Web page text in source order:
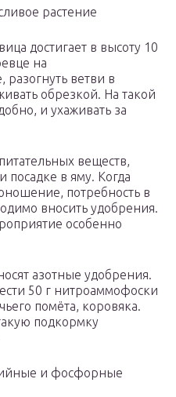
растение
достигает в высоту 10
на
ветви в
обрезкой. На такой
и ухаживать за
веществ,
в яму. Когда
потребность в
вносить удобрения.
особенно
азотные удобрения.
50 г нитроаммофоски
помёта, коровяка.
подкормку
и фосфорные